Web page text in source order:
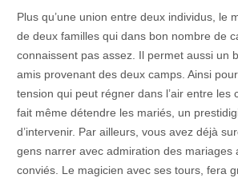
Plus qu’une union entre deux individus, le
de deux familles qui dans bon nombre de
connaissent pas assez. Il permet aussi un
amis provenant des deux camps. Ainsi
tension qui peut régner dans l’air entre les
fait même détendre les mariés, un
d’intervenir. Par ailleurs, vous avez déjà
gens narrer avec admiration des mariages
conviés. Le magicien avec ses tours, fera